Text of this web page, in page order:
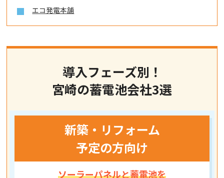
エコ発電本舗
導入フェーズ別！
宮崎の蓄電池会社3選
新築・リフォーム
予定の方向け
ソーラーパネルと蓄電池を